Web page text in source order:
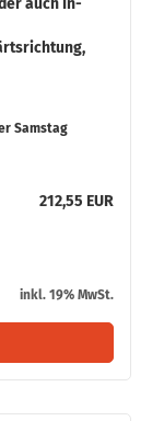
Samstag
212,55 EUR
inkl. 19% MwSt.